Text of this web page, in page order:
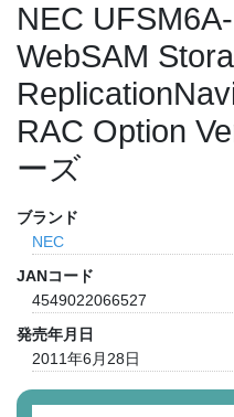
NEC
WebSAM
RAC Option
ーズ
ブランド
NEC
JANコード
4549022066527
発売年月日
2011年6月28日